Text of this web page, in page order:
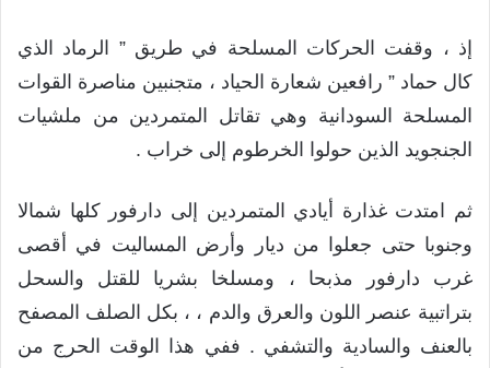
إذ ، وقفت الحركات المسلحة في طريق ” الرماد الذي
كال حماد ” رافعين شعارة الحياد ، متجنبين مناصرة القوات
المسلحة السودانية وهي تقاتل المتمردين من ملشيات
الجنجويد الذين حولوا الخرطوم إلى خراب .
ثم امتدت غذارة أيادي المتمردين إلى دارفور كلها شمالا
وجنوبا حتى جعلوا من ديار وأرض المساليت في أقصى
غرب دارفور مذبحا ، ومسلخا بشريا للقتل والسحل
بتراتبية عنصر اللون والعرق والدم ، ، بكل الصلف المصفح
بالعنف والسادية والتشفي . ففي هذا الوقت الحرج من